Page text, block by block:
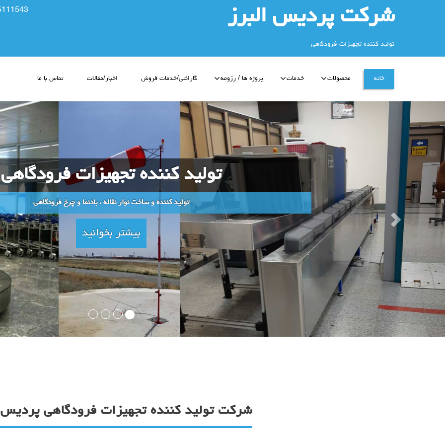
شرکت پردیس البرز
تولید کننده تجهیزات فرودگاهی
خانه محصولات خدمات پروژه ها / رزومه گارانتی/خدمات فروش اخبار/مقالات تماس با ما
تولید کننده تجهیزات فرودگاهی
تولید کننده و ساخت نوار نقاله ، بادنما و چرخ فرودگاهی
بیشتر بخوانید
شرکت تولید کننده تجهیزات فرودگاهی پردیس